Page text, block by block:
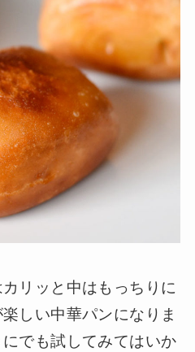
リッと中はもっちりに
しい中華パンになりま
でも試してみてはいか